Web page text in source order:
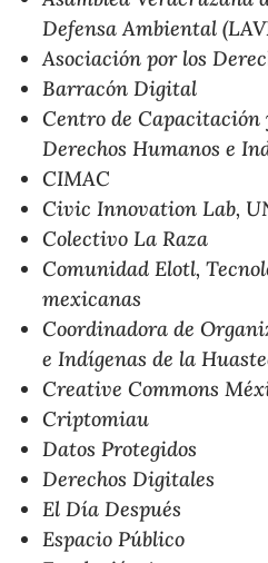
Defensa Ambiental
Asociación por los
Barracón Digital
Centro de Capacitación
Derechos Humanos e
CIMAC
Civic Innovation Lab,
Colectivo La Raza
Comunidad Elotl,
mexicanas
Coordinadora de
e Indígenas de la
Creative Commons
Criptomiau
Datos Protegidos
Derechos Digitales
El Día Después
Espacio Público